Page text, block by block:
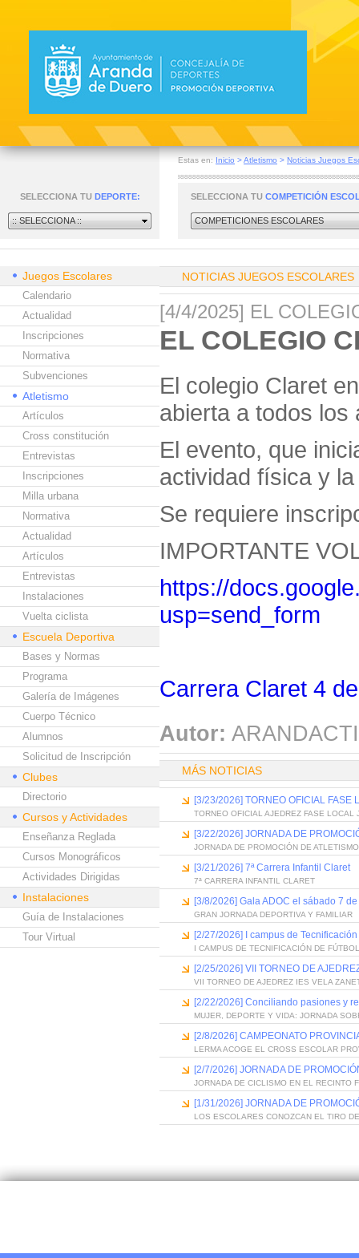
Estas en: Inicio >Atletismo > Noticias Juegos
SELECCIONA TU DEPORTE:
:: SELECCIONA ::
SELECCIONA TU COMPETICIÓN
COMPETICIONES ESCOLARES
Juegos Escolares
Calendario
Actualidad
Inscripciones
Normativa
Subvenciones
Atletismo
Artículos
Cross constitución
Entrevistas
Inscripciones
Milla urbana
Normativa
Actualidad
Artículos
Entrevistas
Instalaciones
Vuelta ciclista
Escuela Deportiva
Bases y Normas
Programa
Galería de Imágenes
Cuerpo Técnico
Alumnos
Solicitud de Inscripción
Clubes
Directorio
Cursos y Actividades
Enseñanza Reglada
Cursos Monográficos
Actividades Dirigidas
Instalaciones
Guía de Instalaciones
Tour Virtual
NOTICIAS JUEGOS ESCOLARES
[4/4/2025] EL
EL COLEGIO
El colegio Claret
abierta a todos los
El evento, que
actividad física y
Se requiere
IMPORTANTE
https://
usp=send_form
Carrera Claret 4
Autor:
MÁS NOTICIAS
[3/23/2026] TORNEO OFICIAL FASE
TORNEO OFICIAL AJEDREZ FASE LOCAL
[3/22/2026] JORNADA DE
JORNADA DE PROMOCIÓN DE
[3/21/2026] 7ª Carrera Infantil Claret
7ª CARRERA INFANTIL CLARET
[3/8/2026] Gala ADOC el sábado 7
GRAN JORNADA DEPORTIVA Y FAMILIAR
[2/27/2026] I campus de
I CAMPUS DE TECNIFICACIÓN DE
[2/25/2026] VII TORNEO DE
VII TORNEO DE AJEDREZ IES VELA
[2/22/2026] Conciliando pasiones y
MUJER, DEPORTE Y VIDA: JORNADA
[2/8/2026] CAMPEONATO
LERMA ACOGE EL CROSS ESCOLAR
[2/7/2026] JORNADA DE
JORNADA DE CICLISMO EN EL RECINTO
[1/31/2026] JORNADA DE
LOS ESCOLARES CONOZCAN EL TIRO